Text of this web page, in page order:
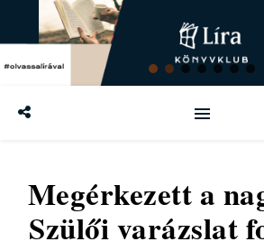
Megérkezett a
Szülői varázslat